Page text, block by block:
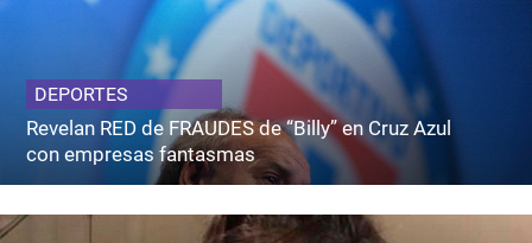
DEPORTES
Revelan RED de FRAUDES de “Billy” en Cruz Azul
con empresas fantasmas